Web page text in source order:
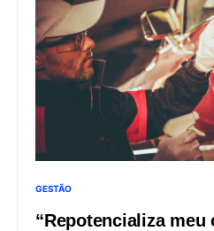
GESTÃO
“Repotencializa meu